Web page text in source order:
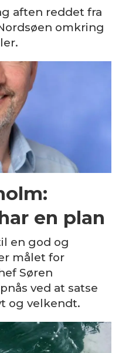
aften reddet fra
omkring
en plan
en god og
målet for
Søren
ved at satse
og velkendt.